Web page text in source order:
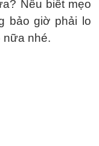
Nếu biết mẹo
bảo giờ phải lo
nữa nhé.